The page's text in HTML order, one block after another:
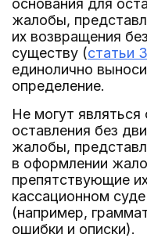
основания для
жалобы,
их возвращения
существу (статьи
единолично
определение.
Не могут
оставления без
жалобы,
в оформлении
препятствующие
кассационном
(например,
ошибки и описки).